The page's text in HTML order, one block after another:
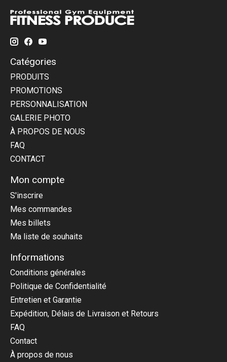
Catégories
PRODUITS
PROMOTIONS
PERSONNALISATION
GALERIE PHOTO
À PROPOS DE NOUS
FAQ
CONTACT
Mon compte
S'inscrire
Mes commandes
Mes billets
Ma liste de souhaits
Informations
Conditions générales
Politique de Confidentialité
Entretien et Garantie
Expédition, Délais de Livraison et Retours
FAQ
Contact
À propos de nous